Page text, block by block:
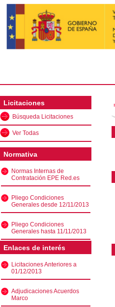
Licitaciones
Búsqueda Licitaciones
Ver Todas
Normativa
Normas Internas de
Contratación EPE Red.es
Pliego Condiciones
Generales desde 12/11/2013
Pliego Condiciones
Generales hasta 11/11/2013
Enlaces de interés
Licitaciones Anteriores a
01/12/2013
Adjudicaciones Acuerdos
Marco